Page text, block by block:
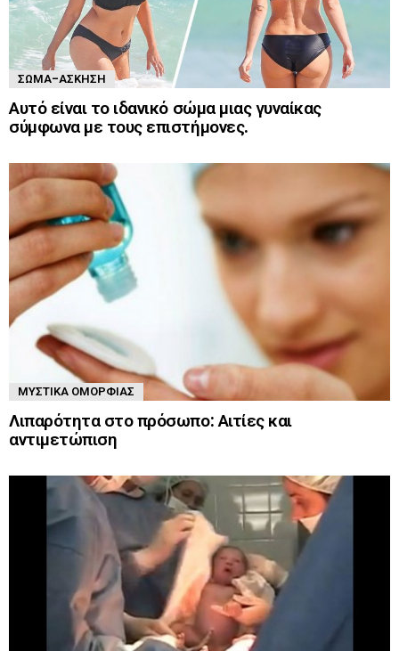
ΣΏΜΑ-ΆΣΚΗΣΗ
Αυτό είναι το ιδανικό σώμα μιας γυναίκας
σύμφωνα με τους επιστήμονες.
ΜΥΣΤΙΚΆ ΟΜΟΡΦΙΆΣ
Λιπαρότητα στο πρόσωπο: Αιτίες και
αντιμετώπιση